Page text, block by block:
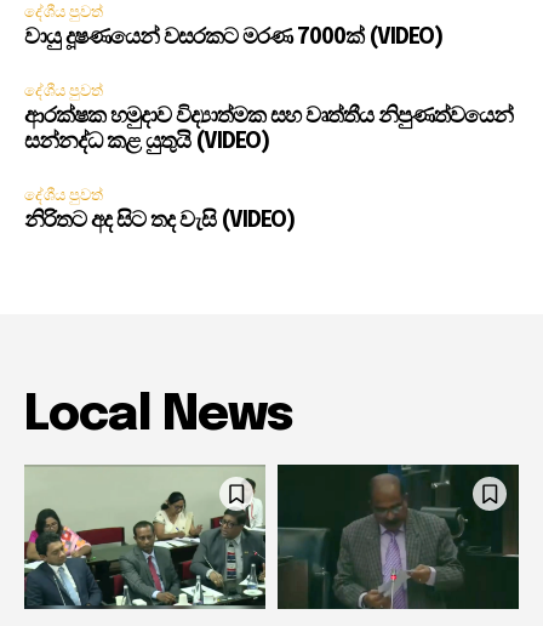
දේශීය පුවත්
වායු දූෂණයෙන් වසරකට මරණ 7000ක් (VIDEO)
දේශීය පුවත්
ආරක්ෂක හමුදාව විද්‍යාත්මක සහ වෘත්තීය නිපුණත්වයෙන්
සන්නද්ධ කළ යුතුයි (VIDEO)
දේශීය පුවත්
නිරිතට අද සිට තද වැසි (VIDEO)
Local News